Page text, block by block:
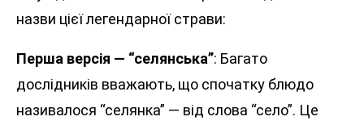
назви цієї легендарної страви:
Перша версія — “селянська”: Багато
дослідників вважають, що спочатку блюдо
називалося “селянка” — від слова “село”. Це